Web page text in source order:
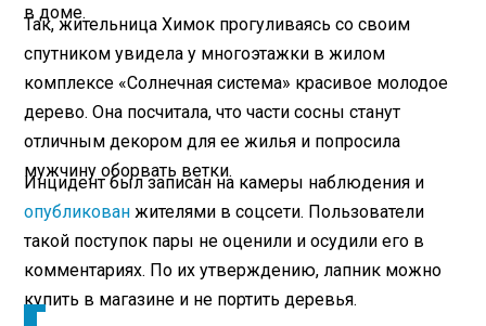
в доме.
Так, жительница Химок прогуливаясь со своим
спутником увидела у многоэтажки в жилом
комплексе «Солнечная система» красивое молодое
дерево. Она посчитала, что части сосны станут
отличным декором для ее жилья и попросила
мужчину оборвать ветки.
Инцидент был записан на камеры наблюдения и
опубликован жителями в соцсети. Пользователи
такой поступок пары не оценили и осудили его в
комментариях. По их утверждению, лапник можно
купить в магазине и не портить деревья.